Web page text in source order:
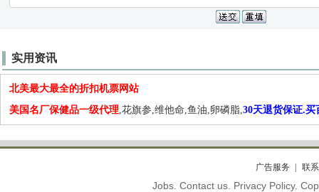
实用资讯
北美最大最全的折扣机票网站
美国名厂保健品一级代理,花旗参,维他命,鱼油,卵磷脂,30天退货保证.买
广告服务 联
Jobs. Contact us. Privacy Policy.